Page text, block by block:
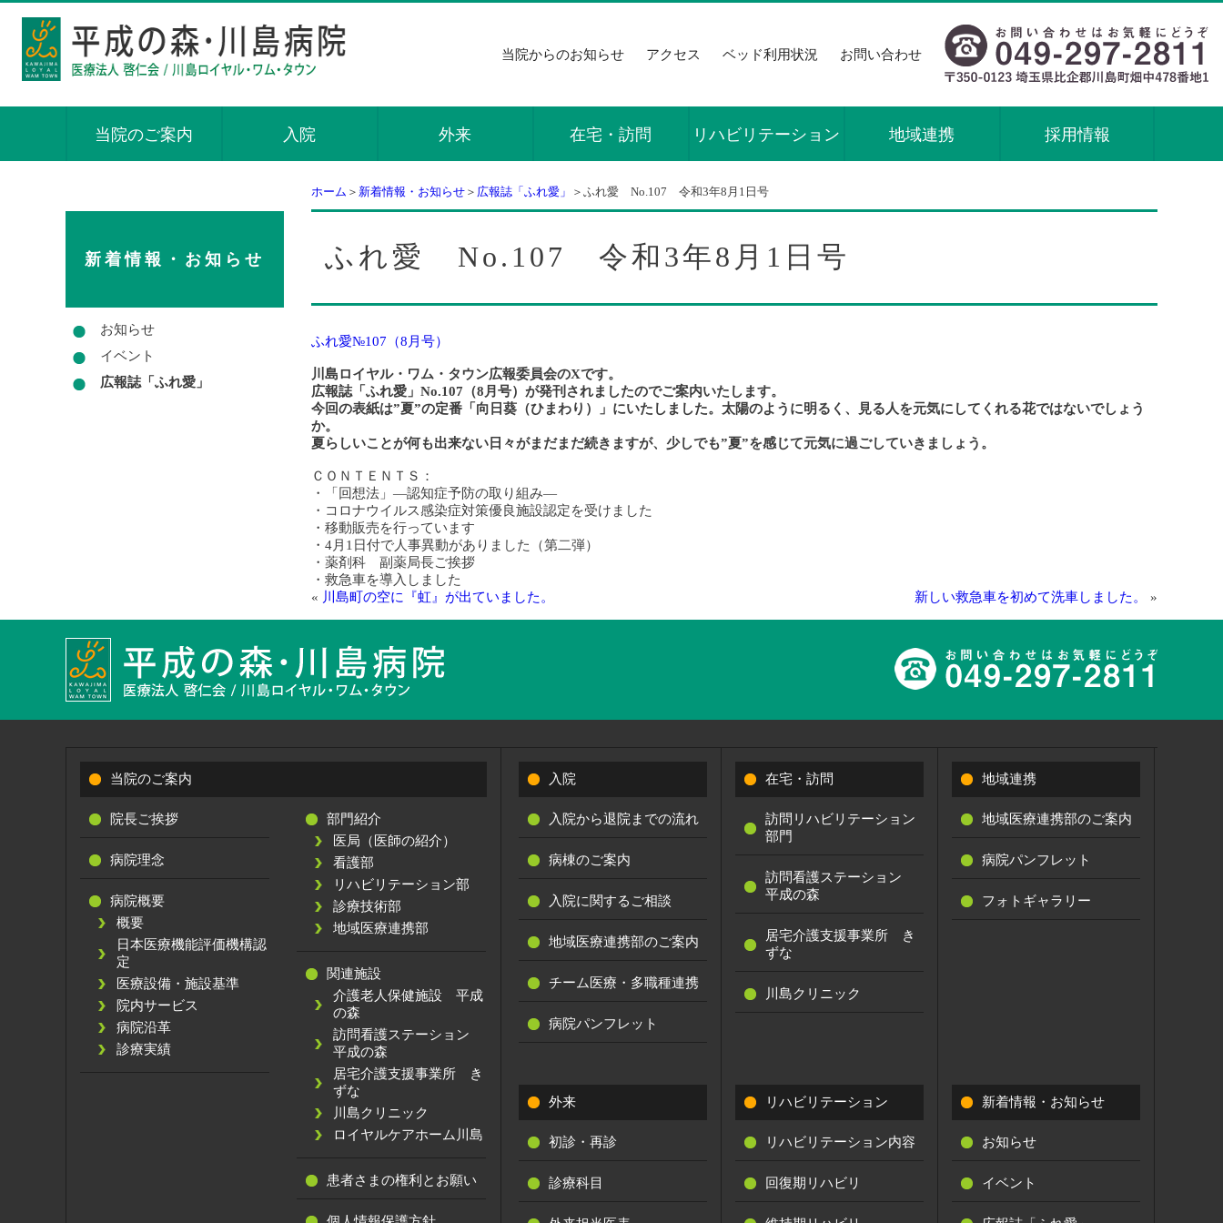
当院からのお知らせ アクセス ベッド利用状況 お問い合わせ
当院のご案内 入院 外来 在宅・訪問 リハビリテーション 地域連携 採用情報
ホーム ＞ 新着情報・お知らせ ＞ 広報誌「ふれ愛」 ＞ふれ愛 No.107 令和3年8月1日号
ふれ愛 No.107 令和3年8月1日号
ふれ愛№107（8月号）
川島ロイヤル・ワム・タウン広報委員会のXです。
広報誌「ふれ愛」No.107（8月号）が発刊されましたのでご案内いたします。
今回の表紙は”夏”の定番「向日葵（ひまわり）」にいたしました。太陽のように明るく、見る人を元気にしてくれる花ではないでしょう
か。
夏らしいことが何も出来ない日々がまだまだ続きますが、少しでも”夏”を感じて元気に過ごしていきましょう。
ＣＯＮＴＥＮＴＳ：
・「回想法」―認知症予防の取り組み―
・コロナウイルス感染症対策優良施設認定を受けました
・移動販売を行っています
・4月1日付で人事異動がありました（第二弾）
・薬剤科 副薬局長ご挨拶
・救急車を導入しました
« 川島町の空に『虹』が出ていました。 新しい救急車を初めて洗車しました。 »
新着情報・お知らせ
お知らせ
イベント
広報誌「ふれ愛」
当院のご案内
院長ご挨拶
病院理念
病院概要
概要
日本医療機能評価機構認
定
医療設備・施設基準
院内サービス
病院沿革
診療実績
部門紹介
医局（医師の紹介）
看護部
リハビリテーション部
診療技術部
地域医療連携部
関連施設
介護老人保健施設 平成
の森
訪問看護ステーション
平成の森
居宅介護支援事業所 き
ずな
川島クリニック
ロイヤルケアホーム川島
患者さまの権利とお願い
入院
入院から退院までの流れ
病棟のご案内
入院に関するご相談
地域医療連携部のご案内
チーム医療・多職種連携
病院パンフレット
在宅・訪問
訪問リハビリテーション
部門
訪問看護ステーション
平成の森
居宅介護支援事業所 き
ずな
川島クリニック
地域連携
地域医療連携部のご案内
病院パンフレット
フォトギャラリー
外来
初診・再診
診療科目
リハビリテーション
リハビリテーション内容
回復期リハビリ
新着情報・お知らせ
お知らせ
イベント